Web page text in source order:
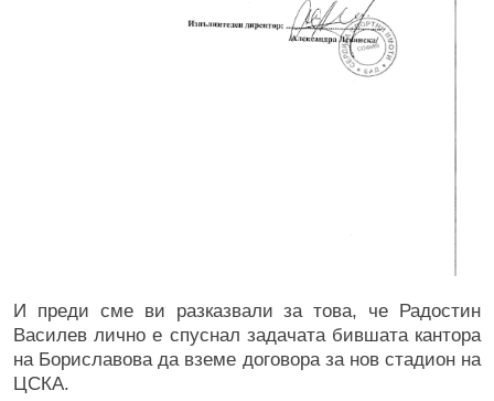
И преди сме ви разказвали за това, че Радостин
Василев лично е спуснал задачата бившата кантора
на Бориславова да вземе договора за нов стадион на
ЦСКА.